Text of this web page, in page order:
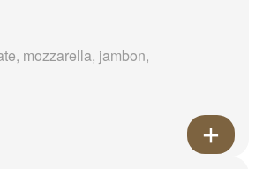
mozzarella, jambon,